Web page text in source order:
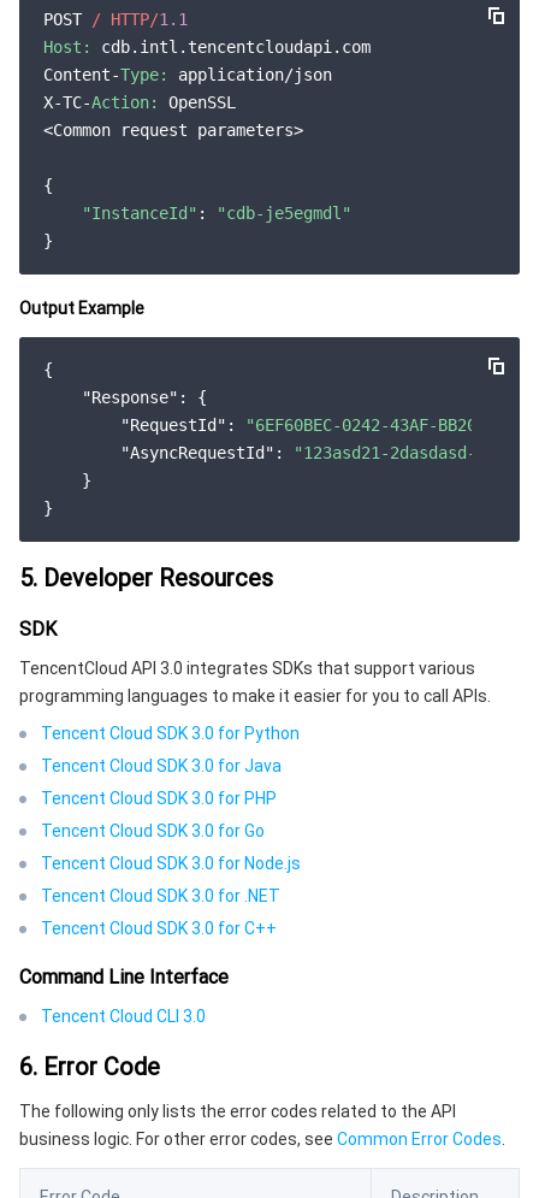
标签
云资源自动化 for Terraform
配置审计
资源中心
腾讯云代码助手
腾讯云代码分析
腾讯云可观测平台
应用性能监控
Prometheus 监控服务
API 与工具
云迁移
软件产品公告专区
专有云软件
腾讯专有云PaaS平台 TCS
腾讯云数据库
TDSQL
大数据
其他文档
渠道合作伙伴
认证信息
政策与规范
第三方
服务计划
合作伙伴支持计划
POST / HTTP/1.1
Host:
cdb.intl.tencentcloudapi.com
Content-Type:
application/json
X-TC-Action:
OpenSSL
<Common request parameters>
{
"InstanceId" :
"cdb-je5egmdl"
Output Example
{
"Response" : {
"RequestId" :
"6EF60BEC-0242-43AF-BB20-
"AsyncRequestId" :
"123asd21-2dasdasd-
    }
5. Developer Resources
SDK
TencentCloud API 3.0 integrates SDKs that support various
programming languages to make it easier for you to call APIs.
Tencent Cloud SDK 3.0 for Python
Tencent Cloud SDK 3.0 for Java
Tencent Cloud SDK 3.0 for PHP
Tencent Cloud SDK 3.0 for Go
Tencent Cloud SDK 3.0 for Node.js
Tencent Cloud SDK 3.0 for .NET
Tencent Cloud SDK 3.0 for C++
Command Line Interface
Tencent Cloud CLI 3.0
6. Error Code
The following only lists the error codes related to the API
business logic. For other error codes, see Common Error Codes